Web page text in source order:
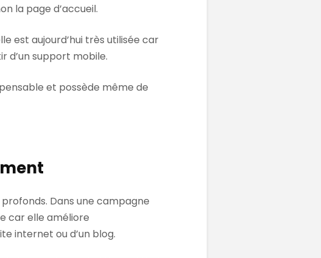
la page d’accueil.
est aujourd’hui très utilisée car
d’un support mobile.
et possède même de
Dans une campagne
car elle améliore
internet ou d’un blog.